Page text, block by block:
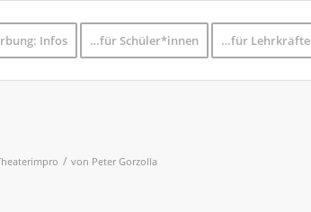
Infos …für Schüler*innen …für Lehrkräfte
/ von Peter Gorzolla